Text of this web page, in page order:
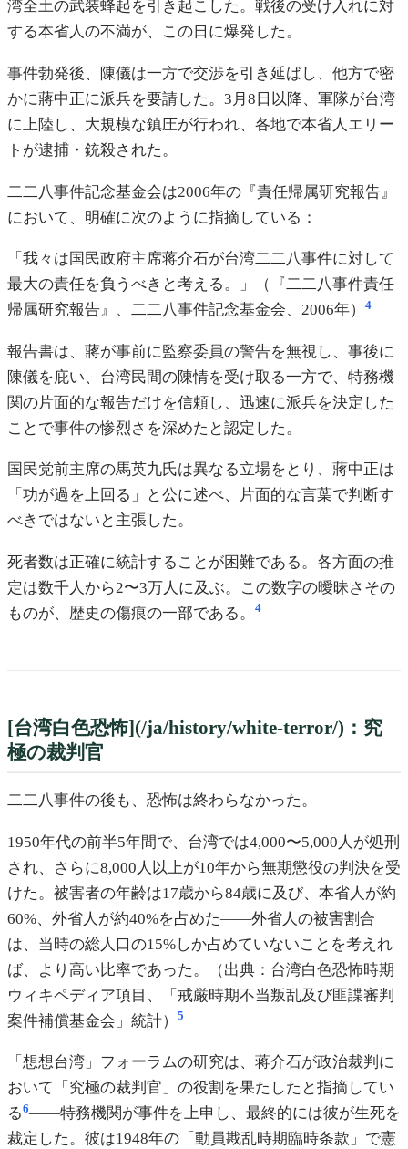
湾全土の武装蜂起を引き起こした。戦後の受け入れに対
する本省人の不満が、この日に爆発した。
事件勃発後、陳儀は一方で交渉を引き延ばし、他方で密
かに蔣中正に派兵を要請した。3月8日以降、軍隊が台湾
に上陸し、大規模な鎮圧が行われ、各地で本省人エリー
トが逮捕・銃殺された。
二二八事件記念基金会は2006年の『責任帰属研究報告』
において、明確に次のように指摘している：
「我々は国民政府主席蒋介石が台湾二二八事件に対して
最大の責任を負うべきと考える。」（『二二八事件責任
帰属研究報告』、二二八事件記念基金会、2006年）
4
報告書は、蔣が事前に監察委員の警告を無視し、事後に
陳儀を庇い、台湾民間の陳情を受け取る一方で、特務機
関の片面的な報告だけを信頼し、迅速に派兵を決定した
ことで事件の惨烈さを深めたと認定した。
国民党前主席の馬英九氏は異なる立場をとり、蔣中正は
「功が過を上回る」と公に述べ、片面的な言葉で判断す
べきではないと主張した。
死者数は正確に統計することが困難である。各方面の推
定は数千人から2〜3万人に及ぶ。この数字の曖昧さその
ものが、歴史の傷痕の一部である。
4
[台湾白色恐怖](/ja/history/white-terror/)：究
極の裁判官
二二八事件の後も、恐怖は終わらなかった。
1950年代の前半5年間で、台湾では4,000〜5,000人が処刑
され、さらに8,000人以上が10年から無期懲役の判決を受
けた。被害者の年齢は17歳から84歳に及び、本省人が約
60%、外省人が約40%を占めた――外省人の被害割合
は、当時の総人口の15%しか占めていないことを考えれ
ば、より高い比率であった。（出典：台湾白色恐怖時期
ウィキペディア項目、「戒厳時期不当叛乱及び匪諜審判
案件補償基金会」統計）
5
「想想台湾」フォーラムの研究は、蒋介石が政治裁判に
おいて「究極の裁判官」の役割を果たしたと指摘してい
る6――特務機関が事件を上申し、最終的には彼が生死を
裁定した。彼は1948年の「動員戡乱時期臨時条款」で憲